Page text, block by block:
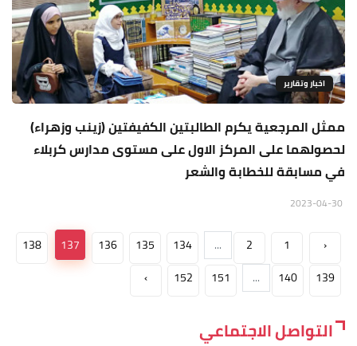
اخبار وتقارير
ممثل المرجعية يكرم الطالبتين الكفيفتين (زينب وزهراء)
لحصولهما على المركز الاول على مستوى مدارس كربلاء
في مسابقة للخطابة والشعر
‹
1
2
...
134
135
136
137
138
139
140
...
151
152
›
التواصل الاجتماعي